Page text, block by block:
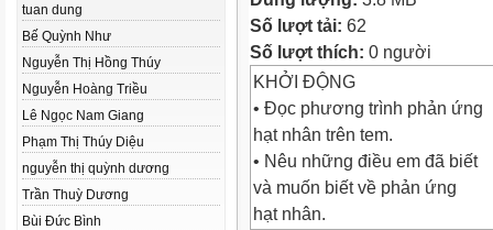
tuan dung
Bế Quỳnh Như
Nguyễn Thị Hồng Thúy
Nguyễn Hoàng Triều
Lê Ngọc Nam Giang
Phạm Thị Thúy Diệu
nguyễn thị quỳnh dương
Trần Thuỳ Dương
Bùi Đức Bình
Số lượt tải: 62
Số lượt thích: 0 người
KHỞI ĐỘNG
• Đọc phương trình phản ứng
hạt nhân trên tem.
• Nêu những điều em đã biết
và muốn biết về phản ứng
hạt nhân.